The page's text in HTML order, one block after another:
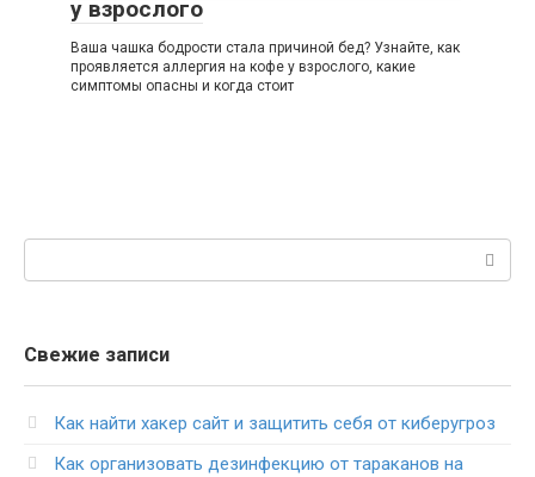
у взрослого
Ваша чашка бодрости стала причиной бед? Узнайте, как
проявляется аллергия на кофе у взрослого, какие
симптомы опасны и когда стоит
Свежие записи
Как найти хакер сайт и защитить себя от киберугроз
Как организовать дезинфекцию от тараканов на